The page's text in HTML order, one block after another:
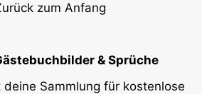
zum Anfang
& Sprüche
deine Sammlung für kostenlose